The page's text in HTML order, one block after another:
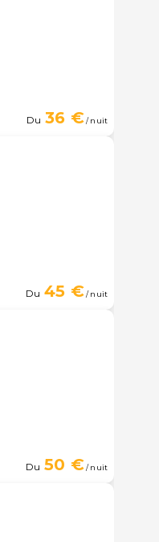
Du 36 €/ nuit
Du 45 €/ nuit
Du 50 €/ nuit